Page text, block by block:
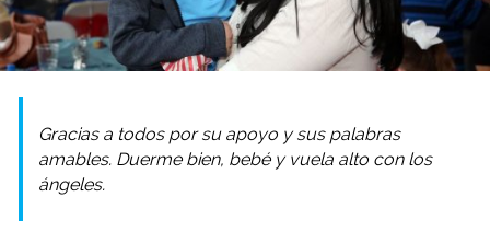
Gracias a todos por su apoyo y sus palabras
amables. Duerme bien, bebé y vuela alto con los
ángeles.